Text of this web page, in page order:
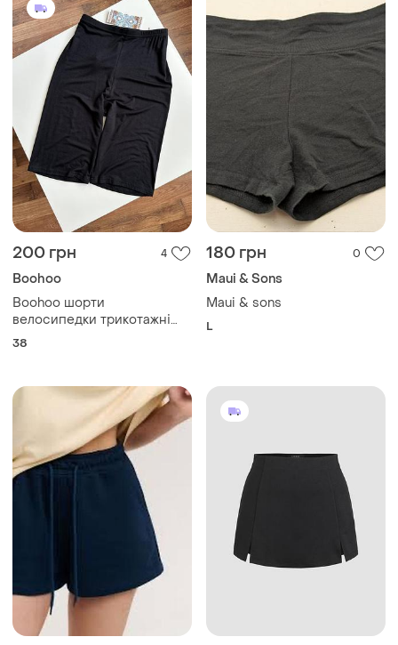
200 грн 4
Boohoo
Boohoo шорти
велосипедки трикотажні
чорні
38
180 грн 0
Maui & Sons
Maui & sons
L